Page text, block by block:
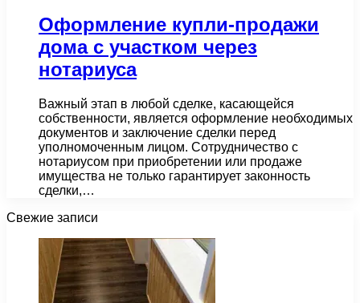
Оформление купли-продажи
дома с участком через
нотариуса
Важный этап в любой сделке, касающейся
собственности, является оформление необходимых
документов и заключение сделки перед
уполномоченным лицом. Сотрудничество с
нотариусом при приобретении или продаже
имущества не только гарантирует законность
сделки,…
Свежие записи